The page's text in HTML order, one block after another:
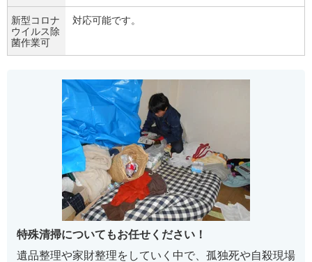
新型コロナ
ウイルス除
菌作業可
対応可能です。
特殊清掃についてもお任せください！
遺品整理や家財整理をしていく中で、孤独死や自殺現場